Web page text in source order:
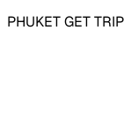
PHUKET GET